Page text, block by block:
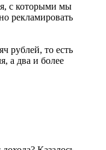
с которыми мы
рекламировать
рублей, то есть
а два и более